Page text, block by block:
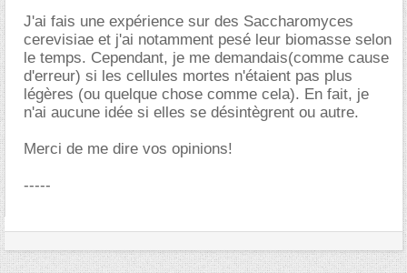
J'ai fais une expérience sur des Saccharomyces
cerevisiae et j'ai notamment pesé leur biomasse selon
le temps. Cependant, je me demandais(comme cause
d'erreur) si les cellules mortes n'étaient pas plus
légères (ou quelque chose comme cela). En fait, je
n'ai aucune idée si elles se désintègrent ou autre.
Merci de me dire vos opinions!
-----